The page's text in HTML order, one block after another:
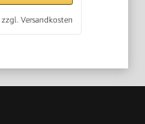
Versandkosten